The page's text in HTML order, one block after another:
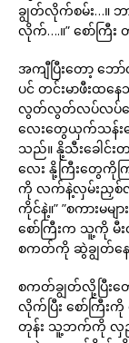
ချွတ်လိုက်စမ်း…။
လိုက်….။” စော်ကြီ
အကျီပြီးတော့ ဘ
ပင် တင်းမာဖီးထ
လွတ်လွတ်လပ်လပ်ပေ
လေးတွေယှက်သန်းန
သည်။ နို့သီးခေါင်း
လေး နို့ကြီးတွေကိုက
ကို လက်နဲ့လှမ်းညှစ်လို
ကိုင်နဲ့။” ”စကားမမျ
စော်ကြီးက သူ့ကို
စကတ်ကို ဆွဲချွတ်န
စကတ်ချွတ်လို့ပြီးတ
လိုက်ပြီး စော်ကြီး
တုန်း သူ့ဘက်ကို လှည့်